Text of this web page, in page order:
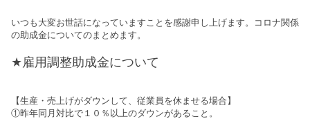
いつも大変お世話になっていますことを感謝申し上げます。コロナ関係
の助成金についてのまとめます。
★雇用調整助成金について
【生産・売上げがダウンして、従業員を休ませる場合】
①昨年同月対比で１０％以上のダウンがあること。